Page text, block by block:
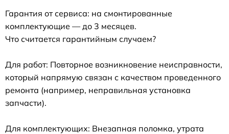
Гарантия от сервиса: на смонтированные
комплектующие — до 3 месяцев.
Что считается гарантийным случаем?
Для работ: Повторное возникновение неисправности,
который напрямую связан с качеством проведенного
ремонта (например, неправильная установка
запчасти).
Для комплектующих: Внезапная поломка, утрата